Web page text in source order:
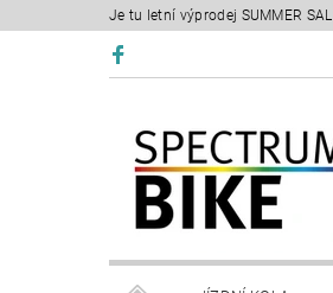
Je tu letní výprodej SUMMER